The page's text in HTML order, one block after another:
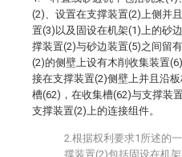
(2)、设置在支撑装置(2)上侧并
置(3)以及固设在机架(1)上的砂
撑装置(2)与砂边装置(5)之间留
(2)的侧壁上设有木削收集装置
接在支撑装置(2)侧壁上并且沿
槽(62)，在收集槽(62)与支撑装
支撑装置(2)上的连接组件。
2.根据权利要求1所述的
撑装置(2)包括固设在机